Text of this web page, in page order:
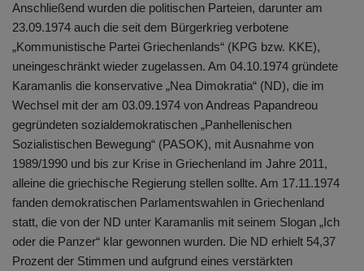
Anschließend wurden die politischen Parteien, darunter am
23.09.1974 auch die seit dem Bürgerkrieg verbotene
„Kommunistische Partei Griechenlands“ (KPG bzw. KKE),
uneingeschränkt wieder zugelassen. Am 04.10.1974 gründete
Karamanlis die konservative „Nea Dimokratia“ (ND), die im
Wechsel mit der am 03.09.1974 von Andreas Papandreou
gegründeten sozialdemokratischen „Panhellenischen
Sozialistischen Bewegung“ (PASOK), mit Ausnahme von
1989/1990 und bis zur Krise in Griechenland im Jahre 2011,
alleine die griechische Regierung stellen sollte. Am 17.11.1974
fanden demokratischen Parlamentswahlen in Griechenland
statt, die von der ND unter Karamanlis mit seinem Slogan „Ich
oder die Panzer“ klar gewonnen wurden. Die ND erhielt 54,37
Prozent der Stimmen und aufgrund eines verstärkten